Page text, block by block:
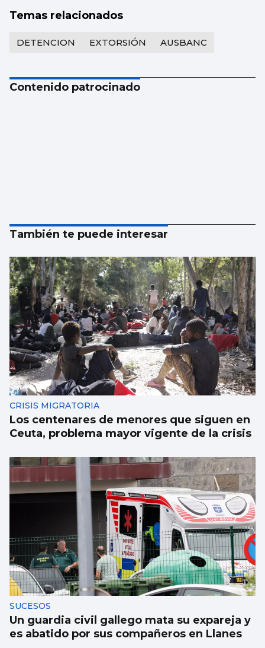
Temas relacionados
DETENCION EXTORSIÓN AUSBANC
Contenido patrocinado
También te puede interesar
CRISIS MIGRATORIA
Los centenares de menores que siguen en
Ceuta, problema mayor vigente de la crisis
SUCESOS
Un guardia civil gallego mata su expareja y
es abatido por sus compañeros en Llanes